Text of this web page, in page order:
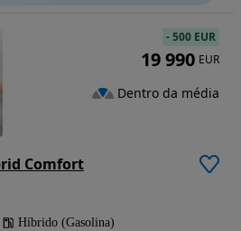
Comfort
Híbrido (Gasolina)
-500 EUR
19 990 EUR
Dentro da média